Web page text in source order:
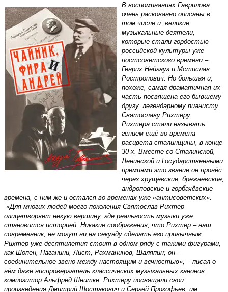
В воспоминаниях Гаврилова
очень раскованно описаны в
том числе и великие
музыкальные деятели,
которые стали гордостью
российской культуры уже
постсоветского времени –
Генрих Нейгауз и Мстислав
Ростропович. Но большая и,
похоже, самая драматичная их
часть посвящена его бывшему
другу, легендарному пианисту
Святославу Рихтеру.
Рихтера стали называть
гением ещё во времена
расцвета сталинщины, в конце
30-х. Вместе со Сталинской,
Ленинской и Государственными
премиями это звание он пронёс
через хрущёвские, брежневские,
андроповские и горбачёвские
времена, с ним же и остался во временах уже «антисоветских».
«Для многих людей моего поколения Святослав Рихтер
олицетворяет некую вершину, где реальность музыки уже
становится историей. Никакие соображения, что Рихтер – наш
современник, не могут ни на секунду сделать его привычным:
Рихтер уже десятилетия стоит в одном ряду с такими фигурами,
как Шопен, Паганини, Лист, Рахманинов, Шаляпин; он –
соединительное звено между настоящим и вечностью», – писал о
нём даже ниспровергатель классических музыкальных канонов
композитор Альфред Шнитке. Рихтеру посвящали свои
произведения Дмитрий Шостакович и Сергей Прокофьев, им